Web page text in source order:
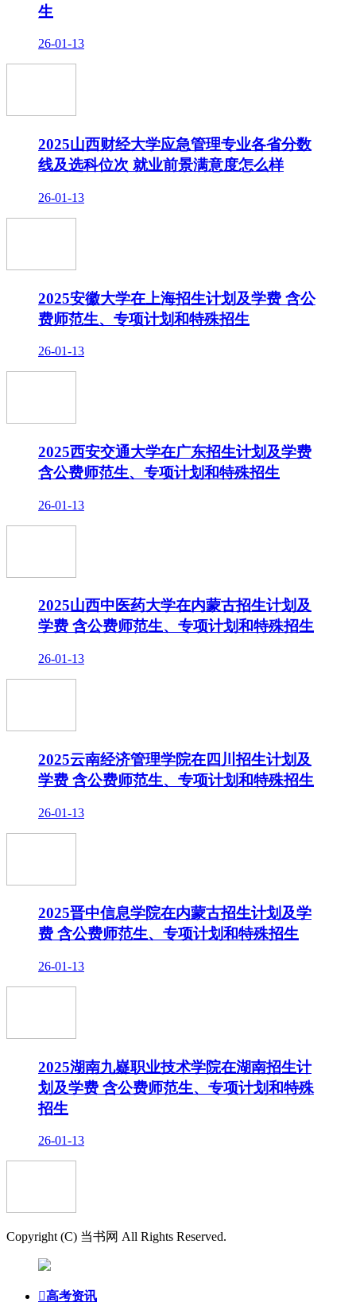
生
26-01-13
2025山西财经大学应急管理专业各省分数
线及选科位次 就业前景满意度怎么样
26-01-13
2025安徽大学在上海招生计划及学费 含公
费师范生、专项计划和特殊招生
26-01-13
2025西安交通大学在广东招生计划及学费
含公费师范生、专项计划和特殊招生
26-01-13
2025山西中医药大学在内蒙古招生计划及
学费 含公费师范生、专项计划和特殊招生
26-01-13
2025云南经济管理学院在四川招生计划及
学费 含公费师范生、专项计划和特殊招生
26-01-13
2025晋中信息学院在内蒙古招生计划及学
费 含公费师范生、专项计划和特殊招生
26-01-13
2025湖南九嶷职业技术学院在湖南招生计
划及学费 含公费师范生、专项计划和特殊
招生
26-01-13
Copyright (C) 当书网 All Rights Reserved.
高考资讯